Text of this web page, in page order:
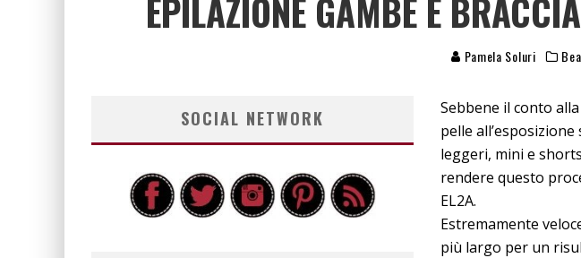
HAIRCARE ROUTINE: STEP E PRODOTTI ESSENZIALI
EPILAZIONE GAMBE E
Pamela Soluri
Sebbene il conto
pelle
leggeri, mini e
rendere questo
EL2A.
Estremamente
più largo per un
SOCIAL NETWORK